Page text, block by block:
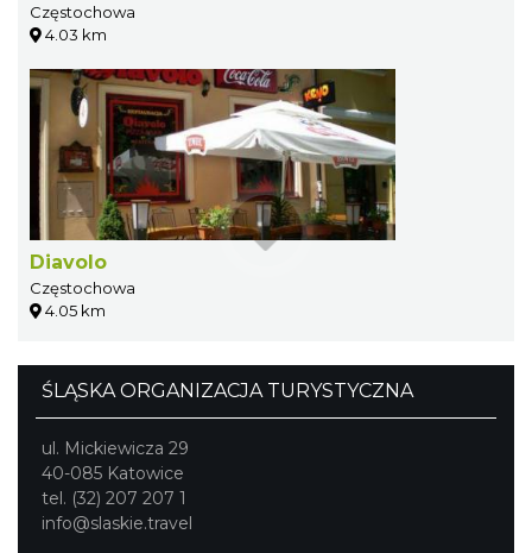
Częstochowa
4.03 km
Diavolo
Częstochowa
4.05 km
ŚLĄSKA ORGANIZACJA TURYSTYCZNA
ul. Mickiewicza 29
40-085 Katowice
tel. (32) 207 207 1
info@slaskie.travel